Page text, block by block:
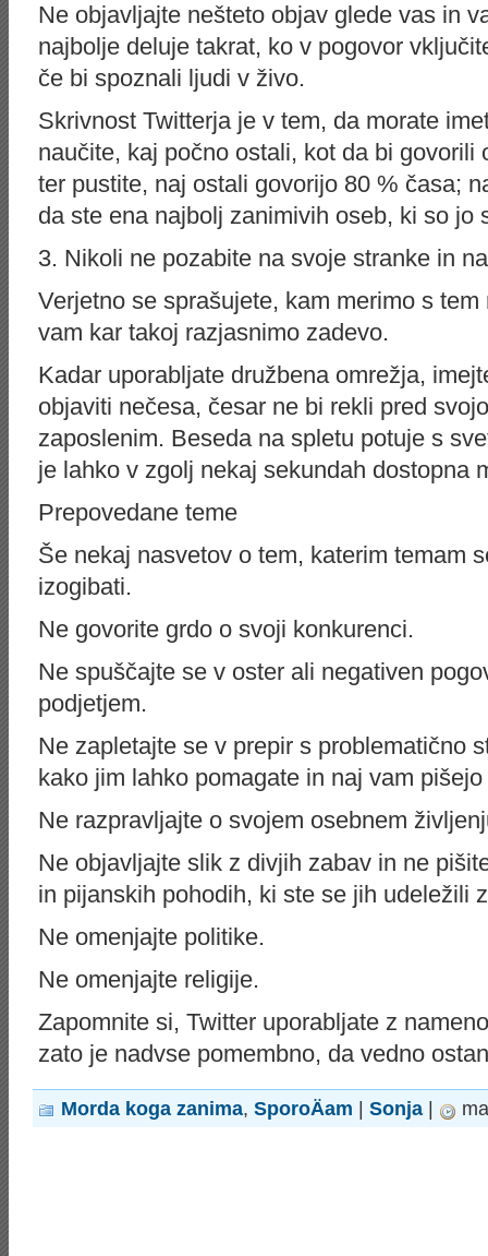
Ne objavljajte nešteto objav glede vas in
najbolje deluje takrat, ko v pogovor
če bi spoznali ljudi v živo.
Skrivnost Twitterja je v tem, da morate
naučite, kaj počno ostali, kot da bi govorili
ter pustite, naj ostali govorijo 80 % časa;
da ste ena najbolj zanimivih oseb, ki so jo
3. Nikoli ne pozabite na svoje stranke in
Verjetno se sprašujete, kam merimo s
vam kar takoj razjasnimo zadevo.
Kadar uporabljate družbena omrežja,
objaviti nečesa, česar ne bi rekli pred
zaposlenim. Beseda na spletu potuje s
je lahko v zgolj nekaj sekundah dostopna
Prepovedane teme
Še nekaj nasvetov o tem, katerim temam
izogibati.
Ne govorite grdo o svoji konkurenci.
Ne spuščajte se v oster ali negativen
podjetjem.
Ne zapletajte se v prepir s problematično
kako jim lahko pomagate in naj vam
Ne razpravljajte o svojem osebnem
Ne objavljajte slik z divjih zabav in ne
in pijanskih pohodih, ki ste se jih udeležili
Ne omenjajte politike.
Ne omenjajte religije.
Zapomnite si, Twitter uporabljate z
zato je nadvse pomembno, da vedno
Morda koga zanima, SporoÄam Sonja